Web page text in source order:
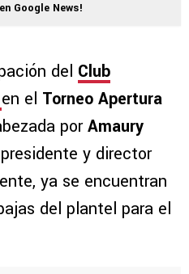
Google News!
del Club
en el Torneo Apertura
porAmaury
y director
ya se encuentran
del plantel para el